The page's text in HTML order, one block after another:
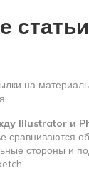
на
Illustrator и
сравниваются
стороны и